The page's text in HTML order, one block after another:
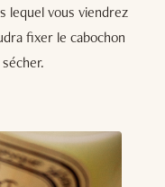
lequel vous viendrez
fixer le cabochon